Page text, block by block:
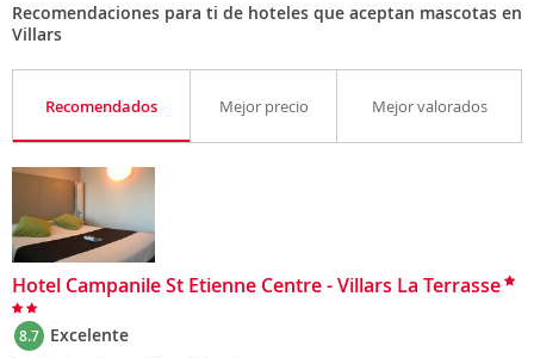
Recomendaciones para ti de hoteles que aceptan mascotas en
Villars
Recomendados Mejor precio Mejor valorados
Hotel Campanile St Etienne Centre - Villars La Terrasse
8.7 Excelente